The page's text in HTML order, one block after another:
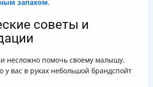
запахом.
советы и
несложно помочь своему малышу.
у вас в руках небольшой брандспойт